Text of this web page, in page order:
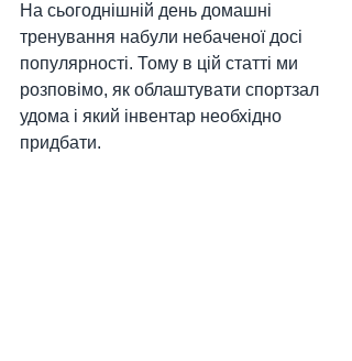
На сьогоднішній день домашні
тренування набули небаченої досі
популярності. Тому в цій статті ми
розповімо, як облаштувати спортзал
удома і який інвентар необхідно
придбати.